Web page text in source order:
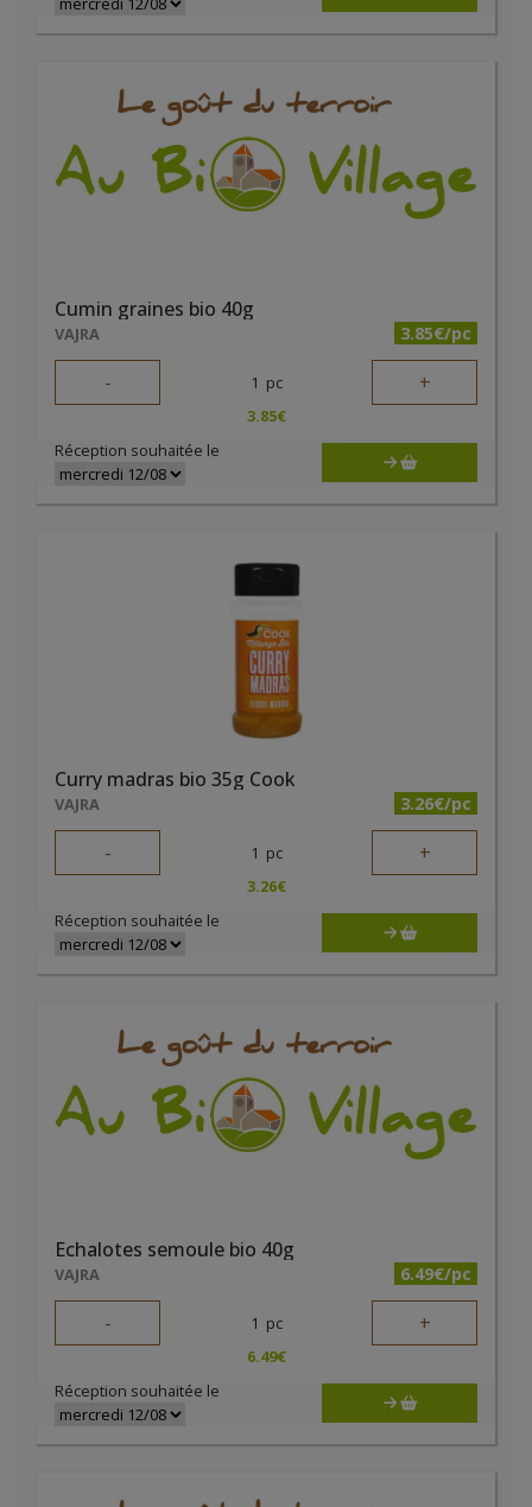
Cumin graines bio 40g
VAJRA 3.85€/pc
- 1 pc +
3.85€
Réception souhaitée le
Curry madras bio 35g Cook
VAJRA 3.26€/pc
- 1 pc +
3.26€
Réception souhaitée le
Echalotes semoule bio 40g
VAJRA 6.49€/pc
- 1 pc +
6.49€
Réception souhaitée le